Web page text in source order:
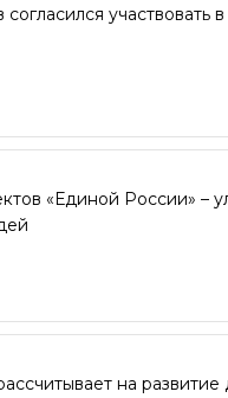
участвовать
«Единой России» –
на развитие